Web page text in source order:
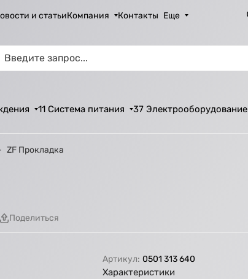
и статьиКомпания Контакты Еще
11 Система питания 37 Электрооборудование
ZF Прокладка
Поделиться
Артикул: 0501 313 640
Характеристики